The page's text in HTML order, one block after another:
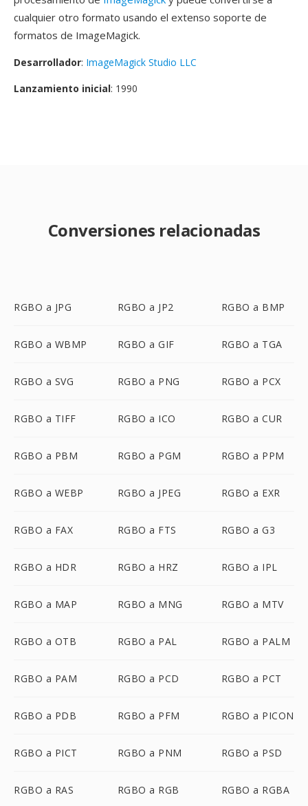
cualquier otro formato usando el extenso soporte de
formatos de ImageMagick.
Desarrollador: ImageMagick Studio LLC
Lanzamiento inicial: 1990
Conversiones relacionadas
RGBO a JPG RGBO a JP2 RGBO a BMP
RGBO a WBMP RGBO a GIF RGBO a TGA
RGBO a SVG RGBO a PNG RGBO a PCX
RGBO a TIFF RGBO a ICO RGBO a CUR
RGBO a PBM RGBO a PGM RGBO a PPM
RGBO a WEBP RGBO a JPEG RGBO a EXR
RGBO a FAX RGBO a FTS RGBO a G3
RGBO a HDR RGBO a HRZ RGBO a IPL
RGBO a MAP RGBO a MNG RGBO a MTV
RGBO a OTB RGBO a PAL RGBO a PALM
RGBO a PAM RGBO a PCD RGBO a PCT
RGBO a PDB RGBO a PFM RGBO a PICON
RGBO a PICT RGBO a PNM RGBO a PSD
RGBO a RAS RGBO a RGB RGBO a RGBA